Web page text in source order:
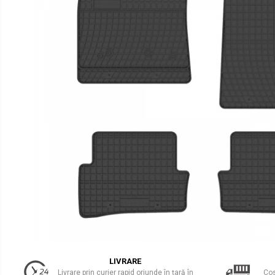
Uleiuri Transmisie Autoturisme
Uleiuri Transmisie Utilaje
Antigel Autoturisme
Antigel Motociclete
Lichide Frână
LIVRARE
Livrare prin curier rapid oriunde în țară în